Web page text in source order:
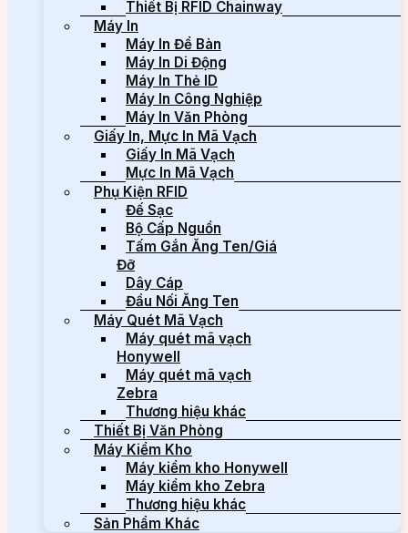
Thiết Bị RFID Chainway
Máy In
Máy In Để Bàn
Máy In Di Động
Máy In Thẻ ID
Máy In Công Nghiệp
Máy In Văn Phòng
Giấy In, Mực In Mã Vạch
Giấy In Mã Vạch
Mực In Mã Vạch
Phụ Kiện RFID
Đế Sạc
Bộ Cấp Nguồn
Tấm Gắn Ăng Ten/Giá
Đỡ
Dây Cáp
Đầu Nối Ăng Ten
Máy Quét Mã Vạch
Máy quét mã vạch
Honywell
Máy quét mã vạch
Zebra
Thương hiệu khác
Thiết Bị Văn Phòng
Máy Kiểm Kho
Máy kiểm kho Honywell
Máy kiểm kho Zebra
Thương hiệu khác
Sản Phẩm Khác